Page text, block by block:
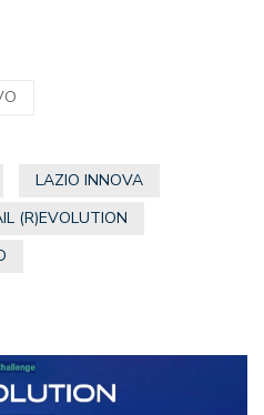
LAZIO INNOVA
(R)EVOLUTION